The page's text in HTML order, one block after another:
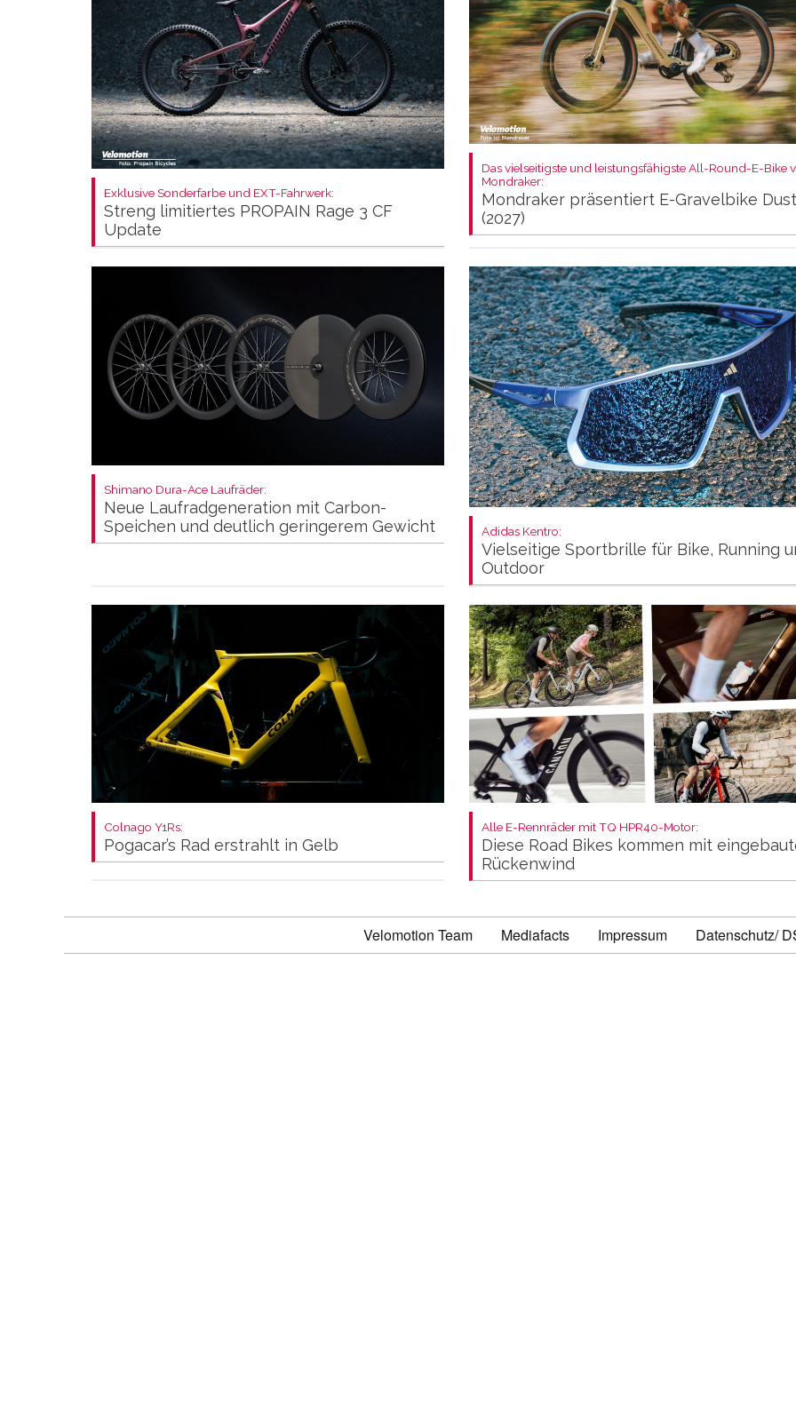
Exklusive Sonderfarbe und EXT-Fahrwerk:
Streng limitiertes PROPAIN Rage 3 CF
Update
Das vielseitigste und leistungsfähigste All-Round-E-Bike
Mondraker:
Mondraker präsentiert E-Gravelbike
(2027)
Shimano Dura-Ace Laufräder:
Neue Laufradgeneration mit Carbon-
Speichen und deutlich geringerem Gewicht
Adidas Kentro:
Vielseitige Sportbrille für Bike, Running
Outdoor
Colnago Y1Rs:
Pogacar’s Rad erstrahlt in Gelb
Alle E-Rennräder mit TQ HPR40-Motor:
Diese Road Bikes kommen mit
Rückenwind
Velomotion Team Mediafacts Impressum Datenschutz/